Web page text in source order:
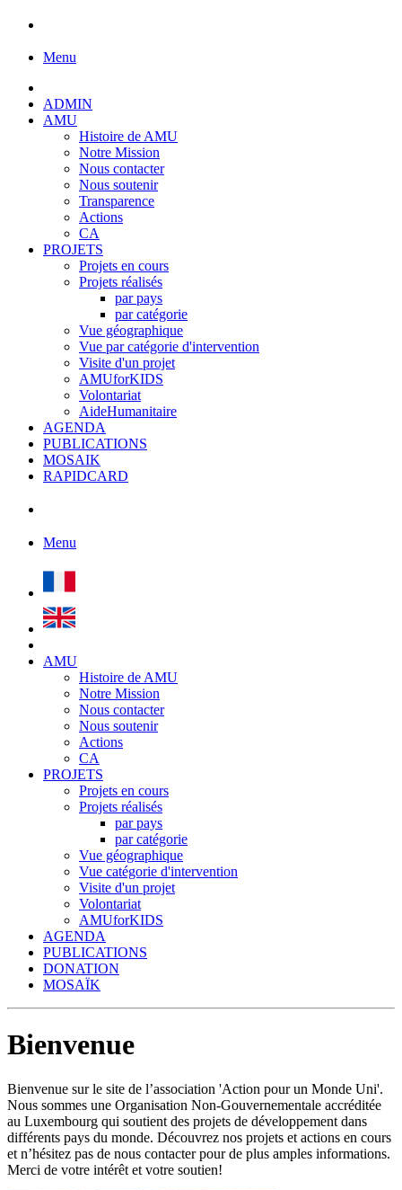
Menu
ADMIN
AMU
Histoire de AMU
Notre Mission
Nous contacter
Nous soutenir
Transparence
Actions
CA
PROJETS
Projets en cours
Projets réalisés
par pays
par catégorie
Vue géographique
Vue par catégorie d'intervention
Visite d'un projet
AMUforKIDS
Volontariat
AideHumanitaire
AGENDA
PUBLICATIONS
MOSAIK
RAPIDCARD
Menu
AMU
Histoire de AMU
Notre Mission
Nous contacter
Nous soutenir
Actions
CA
PROJETS
Projets en cours
Projets réalisés
par pays
par catégorie
Vue géographique
Vue catégorie d'intervention
Visite d'un projet
Volontariat
AMUforKIDS
AGENDA
PUBLICATIONS
DONATION
MOSAÏK
Bienvenue
Bienvenue sur le site de l’association 'Action pour un Monde Uni'.
Nous sommes une Organisation Non-Gouvernementale accréditée
au Luxembourg qui soutient des projets de développement dans
différents pays du monde. Découvrez nos projets et actions en cours
et n’hésitez pas de nous contacter pour de plus amples informations.
Merci de votre intérêt et votre soutien!